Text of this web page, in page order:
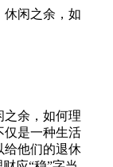
休闲之余，如
余，如何理
仅是一种生活
给他们的退休